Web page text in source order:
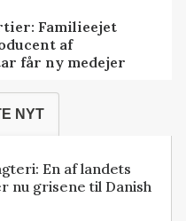
Familieejet
af
får ny medejer
NYT
En af landets
nu grisene til Danish